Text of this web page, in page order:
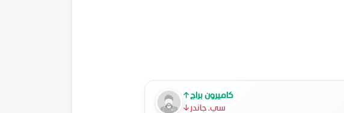
↑كاميرون براج
↓ سي. جاندر